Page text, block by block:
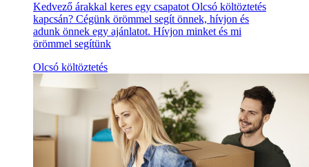
Kedvező árakkal keres egy csapatot Olcsó költöztetés
kapcsán? Cégünk örömmel segít önnek, hívjon és
adunk önnek egy ajánlatot. Hívjon minket és mi
örömmel segítünk
Olcsó költöztetés